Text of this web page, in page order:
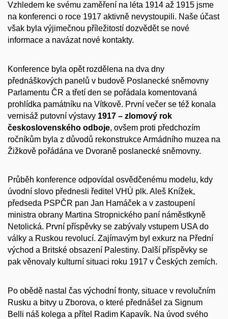
Vzhledem ke svému zaměření na léta 1914 až 1915 jsme
na konferenci o roce 1917 aktivně nevystoupili. Naše účast
však byla výjimečnou příležitostí dozvědět se nové
informace a navázat nové kontakty.
Konference byla opět rozdělena na dva dny
přednáškových panelů v budově Poslanecké sněmovny
Parlamentu ČR a třetí den se pořádala komentovaná
prohlídka památníku na Vítkově. První večer se též konala
vernisáž putovní výstavy 1917 – zlomový rok
československého odboje, ovšem proti předchozím
ročníkům byla z důvodů rekonstrukce Armádního muzea na
Žižkově pořádána ve Dvoraně poslanecké sněmovny.
Průběh konference odpovídal osvědčenému modelu, kdy
úvodní slovo přednesli ředitel VHÚ plk. Aleš Knížek,
předseda PSPČR pan Jan Hamáček a v zastoupení
ministra obrany Martina Stropnického paní náměstkyně
Netolická. První příspěvky se zabývaly vstupem USA do
války a Ruskou revolucí. Zajímavým byl exkurz na Přední
východ a Britské obsazení Palestiny. Další příspěvky se
pak věnovaly kulturní situaci roku 1917 v Českých zemích.
Po obědě nastal čas východní fronty, situace v revolučním
Rusku a bitvy u Zborova, o které přednášel za Signum
Belli náš kolega a přítel Radim Kapavík. Na úvod svého